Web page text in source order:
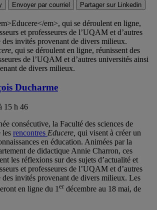
Envoyer par courriel Partager sur Linkedin
, qui se déroulent en ligne, réunissent des
de l’UQAM et d’autres universités ainsi
de divers milieux.
Ducharme
15 h 46
consécutive, la Faculté des sciences de
les rencontres Educere, qui visent à créer un
en éducation. Animées par la
de didactique Annie Charron, ces
les réflexions sur des sujets d’actualité et
et professeures de l’UQAM et d’autres
des invités provenant de divers milieux. Les
en ligne du 1 erdécembre au 18 mai, de